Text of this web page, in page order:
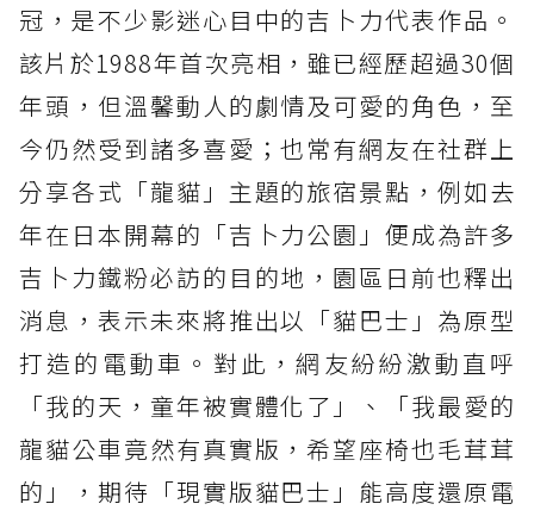
冠，是不少影迷心目中的吉卜力代表作品。
該片於1988年首次亮相，雖已經歷超過30個
年頭，但溫馨動人的劇情及可愛的角色，至
今仍然受到諸多喜愛；也常有網友在社群上
分享各式「龍貓」主題的旅宿景點，例如去
年在日本開幕的「吉卜力公園」便成為許多
吉卜力鐵粉必訪的目的地，園區日前也釋出
消息，表示未來將推出以「貓巴士」為原型
打造的電動車。對此，網友紛紛激動直呼
「我的天，童年被實體化了」、「我最愛的
龍貓公車竟然有真實版，希望座椅也毛茸茸
的」，期待「現實版貓巴士」能高度還原電